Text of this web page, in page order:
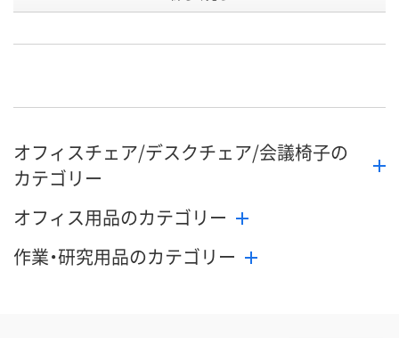
カゴへ カゴへ カ
オフィスチェア/デスクチェア/会議椅子の
カテゴリー
オフィス用品のカテゴリー
作業・研究用品のカテゴリー